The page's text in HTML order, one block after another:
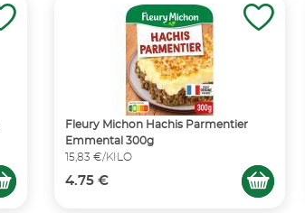
Fleury Michon Hachis Parmentier
Emmental 300g
15,83 €/KILO
4.75 €